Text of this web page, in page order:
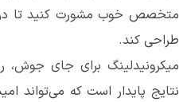
متخصص خوب مشورت کنید تا
طراحی کند.
میکرونیدلینگ برای جای جوش،
نتایج پایدار است که می‌تواند